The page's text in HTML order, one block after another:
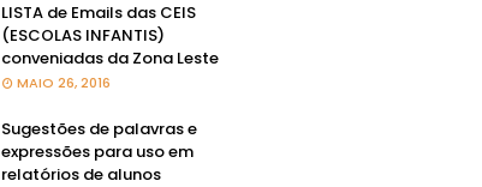
LISTA de Emails das CEIS
(ESCOLAS INFANTIS)
conveniadas da Zona Leste
MAIO 26, 2016
Sugestões de palavras e
expressões para uso em
relatórios de alunos